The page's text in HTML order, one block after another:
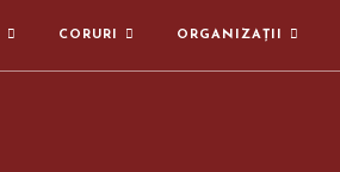
CORURI ORGANIZAȚII